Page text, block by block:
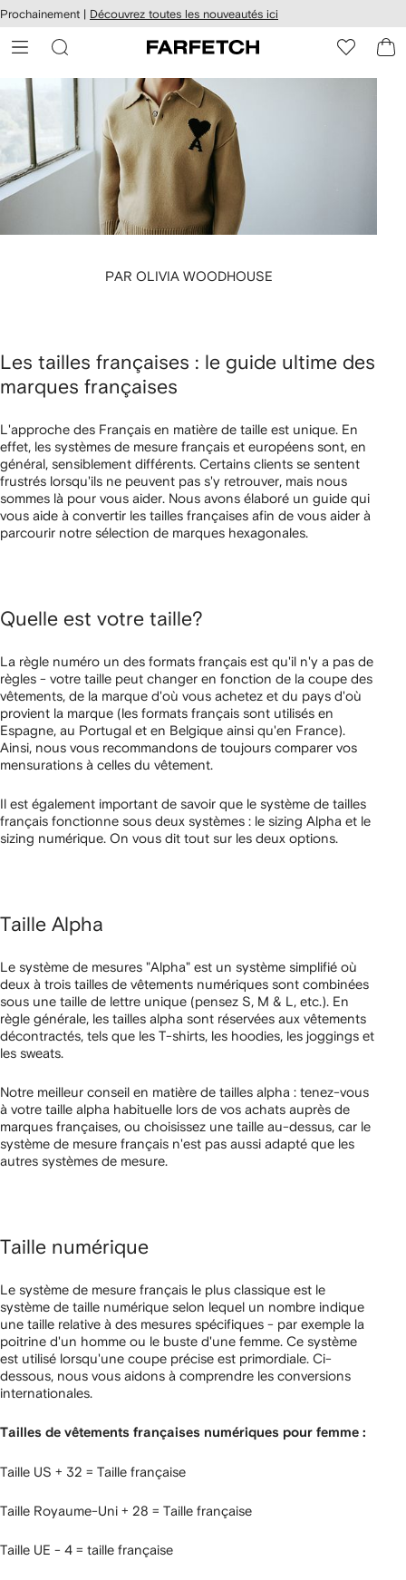
au
principal
Prochainement | Découvrez toutes les nouveautés ici
PAR OLIVIA WOODHOUSE
Les tailles françaises : le guide ultime des
marques françaises
L'approche des Français en matière de taille est unique. En
effet, les systèmes de mesure français et européens sont, en
général, sensiblement différents. Certains clients se sentent
frustrés lorsqu'ils ne peuvent pas s'y retrouver, mais nous
sommes là pour vous aider. Nous avons élaboré un guide qui
vous aide à convertir les tailles françaises afin de vous aider à
parcourir notre sélection de marques hexagonales.
Quelle est votre taille?
La règle numéro un des formats français est qu'il n'y a pas de
règles - votre taille peut changer en fonction de la coupe des
vêtements, de la marque d'où vous achetez et du pays d'où
provient la marque (les formats français sont utilisés en
Espagne, au Portugal et en Belgique ainsi qu'en France).
Ainsi, nous vous recommandons de toujours comparer vos
mensurations à celles du vêtement.
Il est également important de savoir que le système de tailles
français fonctionne sous deux systèmes : le sizing Alpha et le
sizing numérique. On vous dit tout sur les deux options.
Taille Alpha
Le système de mesures "Alpha" est un système simplifié où
deux à trois tailles de vêtements numériques sont combinées
sous une taille de lettre unique (pensez S, M & L, etc.). En
règle générale, les tailles alpha sont réservées aux vêtements
décontractés, tels que les T-shirts, les hoodies, les joggings et
les sweats.
Notre meilleur conseil en matière de tailles alpha : tenez-vous
à votre taille alpha habituelle lors de vos achats auprès de
marques françaises, ou choisissez une taille au-dessus, car le
système de mesure français n'est pas aussi adapté que les
autres systèmes de mesure.
Taille numérique
Le système de mesure français le plus classique est le
système de taille numérique selon lequel un nombre indique
une taille relative à des mesures spécifiques - par exemple la
poitrine d'un homme ou le buste d'une femme. Ce système
est utilisé lorsqu'une coupe précise est primordiale. Ci-
dessous, nous vous aidons à comprendre les conversions
internationales.
Tailles de vêtements françaises numériques pour femme :
Taille US + 32 = Taille française
Taille Royaume-Uni + 28 = Taille française
Taille UE - 4 = taille française